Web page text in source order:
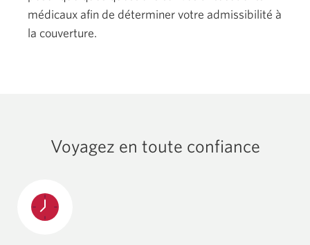
médicaux afin de déterminer votre admissibilité à
la couverture.
Voyagez en toute confiance